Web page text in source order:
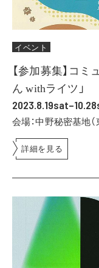
イベント
【参加募集】コ
ん withライツ」
会場：中野秘密基地（
詳細を見る